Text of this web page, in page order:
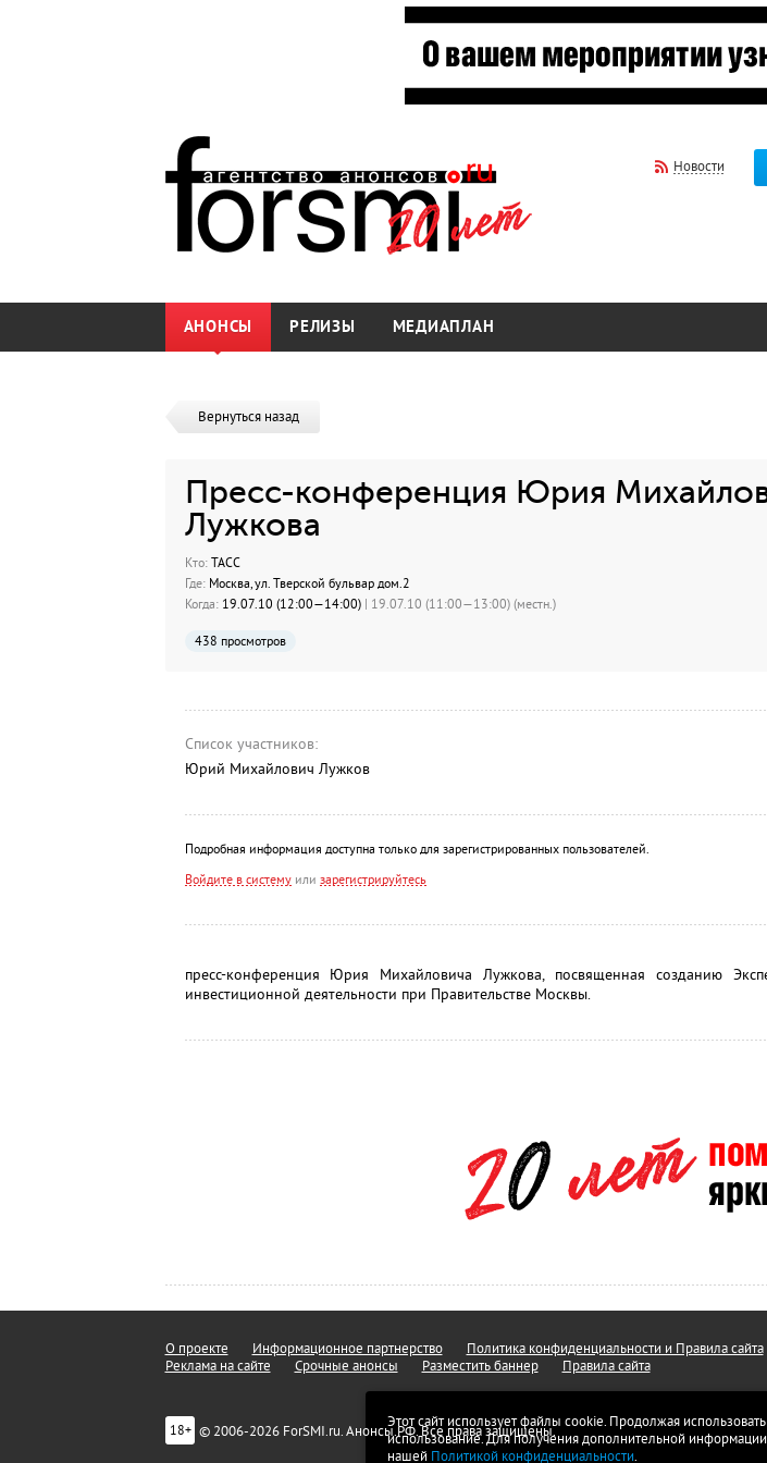
Новости
АНОНСЫ РЕЛИЗЫ МЕДИАПЛАН
Вернуться назад
Пресс-конференция Юрия
Лужкова
Кто:ТАСС
Где:Москва, ул. Тверской бульвар дом.2
Когда:19.07.10 (12:00—14:00) | 19.07.10 (11:00—13:00) (местн.)
438 просмотров
Список участников:
Юрий Михайлович Лужков
Подробная информация доступна только для зарегистрированных пользователей.
Войдите в системуили зарегистрируйтесь
пресс-конференция Юрия Михайловича Лужкова, посвященная созданию
инвестиционной деятельности при Правительстве Москвы.
Этот сайт использует файлы cookie. Продолжая использовать
использование. Для получения дополнительной
нашей Политикой конфиденциальности.
О проекте Информационное партнерство Политика конфиденциальности и Правила сайта
Реклама на сайте
Срочные анонсы Разместить баннер Правила сайта
18+ © 2006-2026 ForSMI.ru. Анонсы.РФ. Все права защищены.